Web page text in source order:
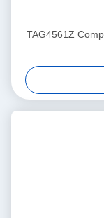
TAG4561Z